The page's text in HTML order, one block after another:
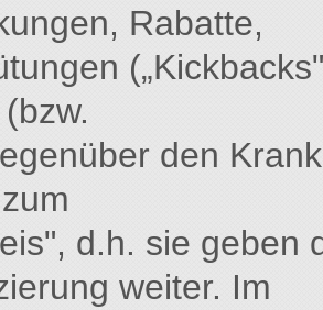
Rabatte,
den
d.h. sie geben
weiter. Im